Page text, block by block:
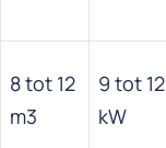
8 tot 12
m3
9 tot 12
kW